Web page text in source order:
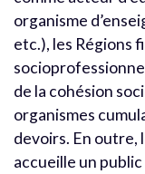
organisme
etc.), les Régions
de la cohésion
organismes
devoirs. En outre,
accueille un